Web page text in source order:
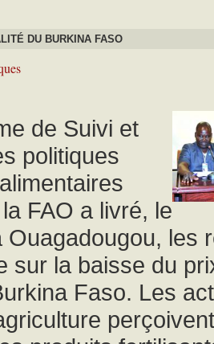
DU BURKINA FASO
de Suivi et
politiques
FAO a livré, le
Ouagadougou, les
sur la baisse du
Faso. Les
perçoivent